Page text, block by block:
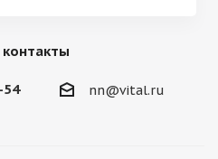
54 nn@vital.ru